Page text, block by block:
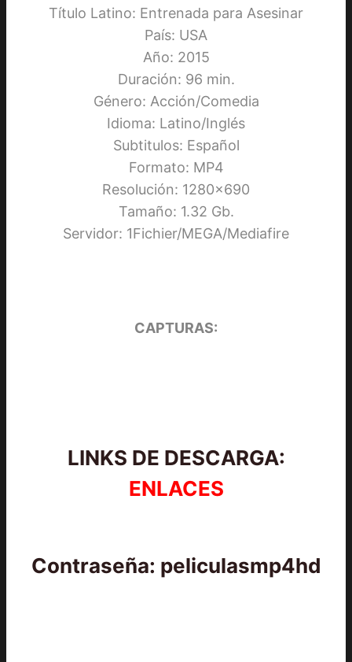
Título Latino: Entrenada para Asesinar
País: USA
Año: 2015
Duración: 96 min.
Género: Acción/Comedia
Idioma: Latino/Inglés
Subtitulos: Español
Formato: MP4
Resolución: 1280×690
Tamaño: 1.32 Gb.
Servidor: 1Fichier/MEGA/Mediafire
CAPTURAS:
LINKS DE DESCARGA:
ENLACES
Contraseña: peliculasmp4hd